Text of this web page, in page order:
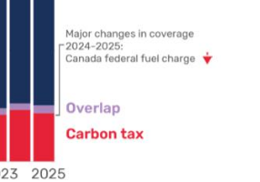
【故事精華】從黑暗到光明 見證醫務